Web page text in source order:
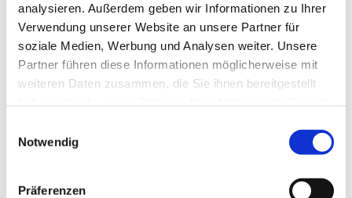
analysieren. Außerdem geben wir Informationen zu Ihrer
Verwendung unserer Website an unsere Partner für
soziale Medien, Werbung und Analysen weiter. Unsere
Partner führen diese Informationen möglicherweise mit
weiteren Daten zusammen, die Sie ihnen bereitgestellt
Notwendig
Präferenzen